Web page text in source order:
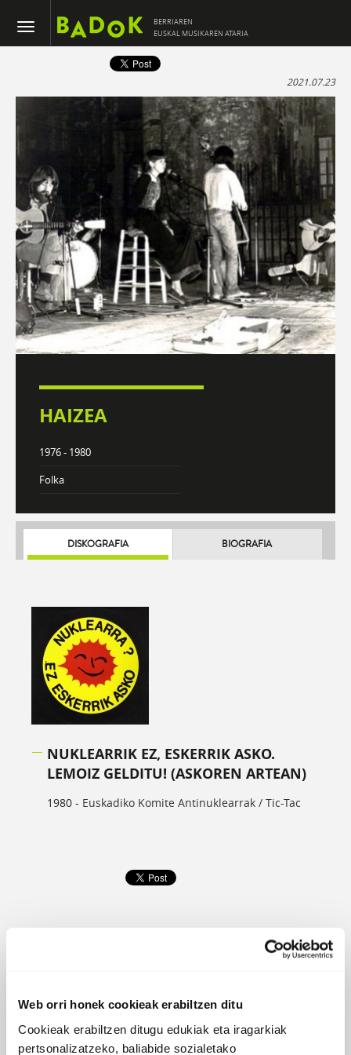
Web orri honek cookieak erabiltzen ditu
Cookieak erabiltzen ditugu edukiak eta iragarkiak
pertsonalizatzeko, baliabide sozialetako
BERRIAREN
EUSKAL MUSIKAREN ATARIA
2021.07.23
HAIZEA
1976 - 1980
Folka
DISKOGRAFIA BIOGRAFIA
NUKLEARRIK EZ, ESKERRIK ASKO.
LEMOIZ GELDITU! (ASKOREN ARTEAN)
1980 - Euskadiko Komite Antinuklearrak / Tic-Tac